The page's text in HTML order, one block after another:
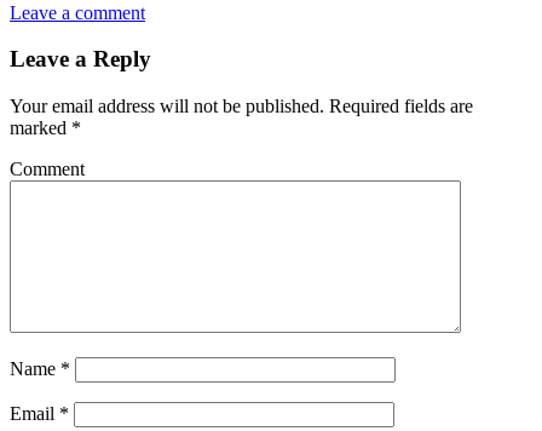
Leave a comment
Leave a Reply
Your email address will not be published. Required fields are
marked *
Comment
Name *
Email *